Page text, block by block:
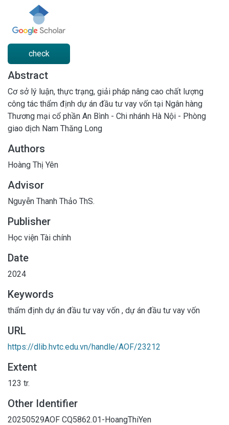
check
Abstract
Cơ sở lý luận, thực trạng, giải pháp nâng cao chất lượng
công tác thẩm định dự án đầu tư vay vốn tại Ngân hàng
Thương mại cổ phần An Bình - Chi nhánh Hà Nội - Phòng
giao dịch Nam Thăng Long
Authors
Hoàng Thị Yên
Advisor
Nguyễn Thanh Thảo ThS.
Publisher
Học viện Tài chính
Date
2024
Keywords
thẩm định dự án đầu tư vay vốn , dự án đầu tư vay vốn
URL
https://dlib.hvtc.edu.vn/handle/AOF/23212
Extent
123 tr.
Other Identifier
20250529AOF CQ5862.01-HoangThiYen